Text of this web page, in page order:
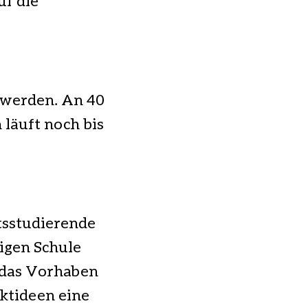
An 40
läuft noch bis
Schule
Vorhaben
eine